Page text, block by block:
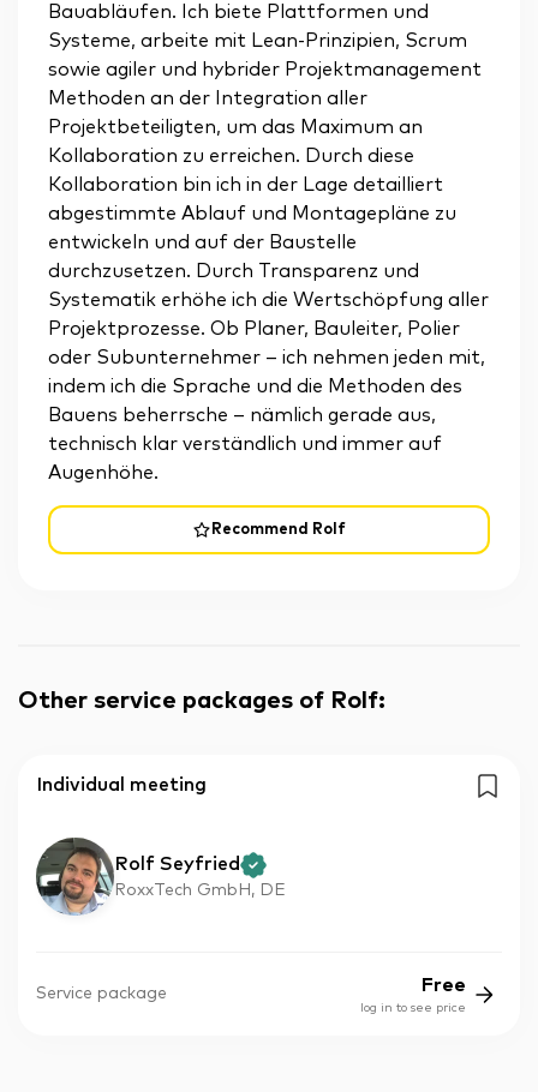
Recommend Rolf
Bauabläufen. Ich biete Plattformen und
Systeme, arbeite mit Lean-Prinzipien, Scrum
sowie agiler und hybrider Projektmanagement
Methoden an der Integration aller
Projektbeteiligten, um das Maximum an
Kollaboration zu erreichen. Durch diese
Kollaboration bin ich in der Lage detailliert
abgestimmte Ablauf und Montagepläne zu
entwickeln und auf der Baustelle
durchzusetzen. Durch Transparenz und
Systematik erhöhe ich die Wertschöpfung aller
Projektprozesse. Ob Planer, Bauleiter, Polier
oder Subunternehmer – ich nehmen jeden mit,
indem ich die Sprache und die Methoden des
Bauens beherrsche – nämlich gerade aus,
technisch klar verständlich und immer auf
Augenhöhe.
Other service packages of Rolf:
Individual meeting
Rolf Seyfried
RoxxTech GmbH, DE
Service package Free
log in to see price